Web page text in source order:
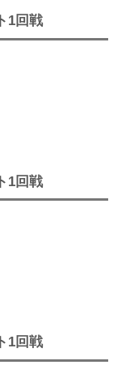
1回戦
1回戦
1回戦